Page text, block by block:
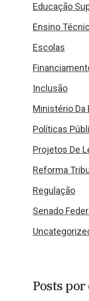
Educação
Ensino
Escolas
Inclusão
Ministério Da
Políticas
Projetos De
Reforma
Regulação
Senado
Posts por